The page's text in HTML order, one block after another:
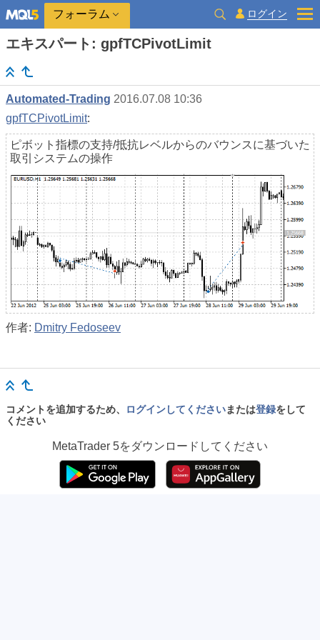
フォーラム ログイン
エキスパート: gpfTCPivotLimit
Automated-Trading 2016.07.08 10:36
gpfTCPivotLimit:
ピボット指標の支持/抵抗レベルからのバウンスに基づいた
取引システムの操作
作者: Dmitry Fedoseev
コメントを追加するため、 ログインしてくださいまたは登録をして
ください
MetaTrader 5をダウンロードしてください